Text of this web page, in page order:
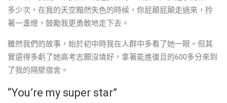
多少次，在我的天空黯然失色的時候，你屁顛屁顛走過來，拎
著一盞燈，鼓勵我更勇敢地走下去。
雖然我們的故事，始於初中時我在人群中多看了她一眼。但其
實還得多虧了她高考志願沒填好，拿著能進復旦的600多分來到
了我的隔壁宿舍。
“You’re my super star”